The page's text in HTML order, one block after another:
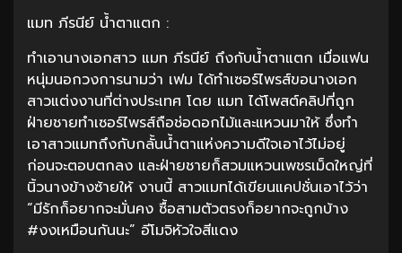
แมท ภีรนีย์ น้ำตาแตก :
ทำเอานางเอกสาว แมท ภีรนีย์ ถึงกับน้ำตาแตก เมื่อแฟน
หนุ่มนอกวงการนามว่า เฟม ได้ทำเซอร์ไพรส์ขอนางเอก
สาวแต่งงานที่ต่างประเทศ โดย แมท ได้โพสต์คลิปที่ถูก
ฝ่ายชายทำเซอร์ไพรส์ถือช่อดอกไม้และแหวนมาให้ ซึ่งทำ
เอาสาวแมทถึงกับกลั้นน้ำตาแห่งความดีใจเอาไว้ไม่อยู่
ก่อนจะตอบตกลง และฝ่ายชายก็สวมแหวนเพชรเม็ดใหญ่ที่
นิ้วนางข้างซ้ายให้ งานนี้ สาวแมทได้เขียนแคปชั่นเอาไว้ว่า
“มีรักก็อยากจะมั่นคง ซื้อสามตัวตรงก็อยากจะถูกบ้าง
#งงเหมือนกันนะ” อีโมจิหัวใจสีแดง